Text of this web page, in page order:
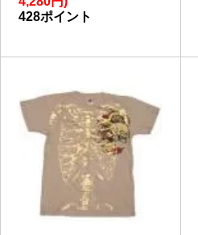
428ポイント